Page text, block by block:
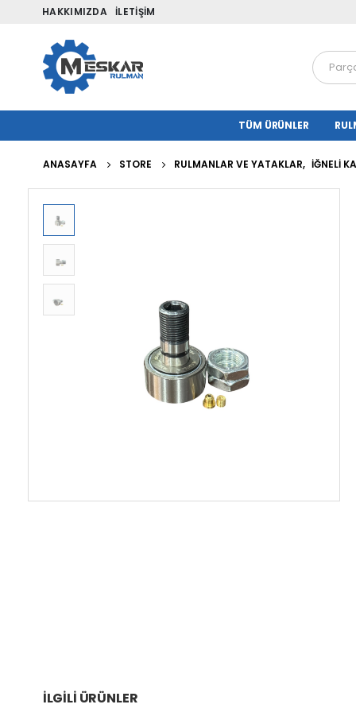
HAKKIMIZDA İLETIŞIM
TÜM ÜRÜNLER
ANASAYFA STORE RULMANLAR VE YATAKLAR, İĞNELI
İLGILI ÜRÜNLER